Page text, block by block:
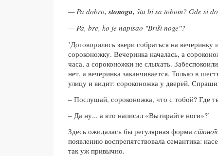
— Pa dobro, stonoga, šta bi sa tobom? Gde si
— Pa, bre, ko je napisao "Briši noge"?
’Договорились звери собраться на вечеринку
сороконожку. Вечеринка началась, а
часа, а сороконожки не слыхать.
нет, а вечеринка заканчивается. Только в
улицу и видит: сороконожка у дверей.
– Послушай, сороконожка, что с тобой? Где
– Да ну... а кто написал «Вытирайте ноги»?’
Здесь ожидалась бы регулярная форма
появлению воспрепятствовала семантика:
так уж привычно.